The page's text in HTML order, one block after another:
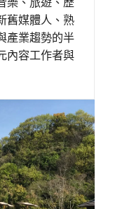
舊媒體人、熟
產業趨勢的半
內容工作者與